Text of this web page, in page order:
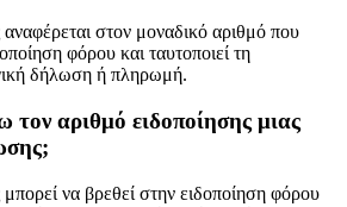
στον μοναδικό αριθμό που
φόρου και ταυτοποιεί τη
δήλωση ή πληρωμή.
αριθμό ειδοποίησης μιας
να βρεθεί στην ειδοποίηση φόρου